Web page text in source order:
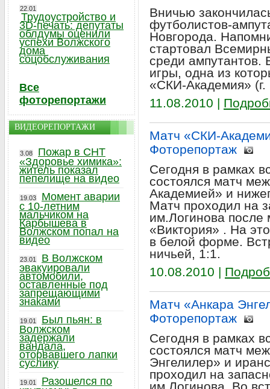
Вничью
футболистов-
Новгорода.
стартовал
среди ампутантов.
игры, одна из
«СКИ-Академия» (г.
11.08.2010 |
Матч «СКИ-
Фоторепортаж
Сегодня в рамках
состоялся матч
Академией» и
Матч проходил на
им.Логинова после
«Виктория» . На
в белой форме.
ничьей, 1:1.
10.08.2010 |
Матч «Анкара
Фоторепортаж
Сегодня в рамках
состоялся матч
Энгелилер» и
проходил на
22.01
Трудоустройство и
3D-печать: депутаты
облдумы оценили
успехи Волжского
дома
соцобслуживания
Все
фоторепортажи
ВИДЕОРЕПОРТАЖИ
3.08
Пожар в СНТ
«Здоровье химика»:
житель показал
пепелище на видео
19.03
Момент аварии
с 10-летним
мальчиком на
Карбышева в
Волжском попал на
видео
23.01
В Волжском
эвакуировали
автомобили,
оставленные под
запрещающими
знаками
19.01
Был пьян: в
Волжском
задержали
вандала,
оторвавшего лапки
суслику
19.01
Разошелся по